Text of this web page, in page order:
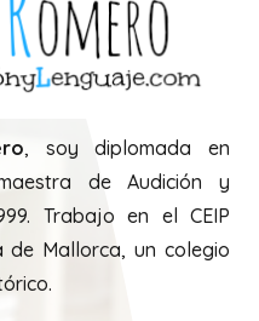
, soy diplomada en
de Audición y
Trabajo en el CEIP
de Mallorca, un colegio